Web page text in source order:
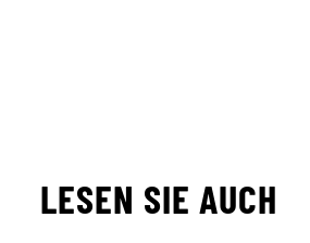
LESEN SIE AUCH